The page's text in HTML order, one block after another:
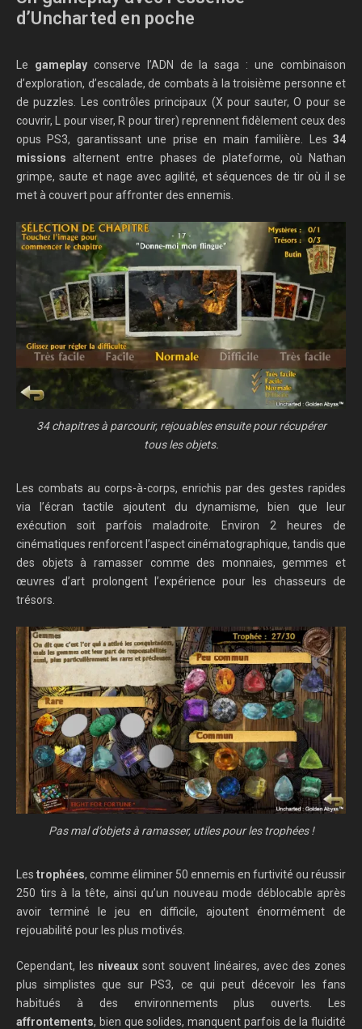
d’Uncharted en poche
Le gameplayconserve l’ADN de la saga : une combinaison
d’exploration, d’escalade, de combats à la troisième personne et
de puzzles. Les contrôles principaux (X pour sauter, O pour se
couvrir, L pour viser, R pour tirer) reprennent fidèlement ceux des
opus PS3, garantissant une prise en main familière. Les 34
missions alternent entre phases de plateforme, où Nathan
grimpe, saute et nage avec agilité, et séquences de tir où il se
met à couvert pour affronter des ennemis.
34 chapitres à parcourir, rejouables ensuite pour récupérer
tous les objets.
Les combats au corps-à-corps, enrichis par des gestes rapides
via l’écran tactile ajoutent du dynamisme, bien que leur
exécution soit parfois maladroite. Environ 2 heures de
cinématiques renforcent l’aspect cinématographique, tandis que
des objets à ramasser comme des monnaies, gemmes et
œuvres d’art prolongent l’expérience pour les chasseurs de
trésors.
Pas mal d’objets à ramasser, utiles pour les trophées !
Les trophées, comme éliminer 50 ennemis en furtivité ou réussir
250 tirs à la tête, ainsi qu’un nouveau mode déblocable après
avoir terminé le jeu en difficile, ajoutent énormément de
rejouabilité pour les plus motivés.
Cependant, les niveaux sont souvent linéaires, avec des zones
plus simplistes que sur PS3, ce qui peut décevoir les fans
habitués à des environnements plus ouverts. Les
affrontements, bien que solides, manquent parfois de la fluidité